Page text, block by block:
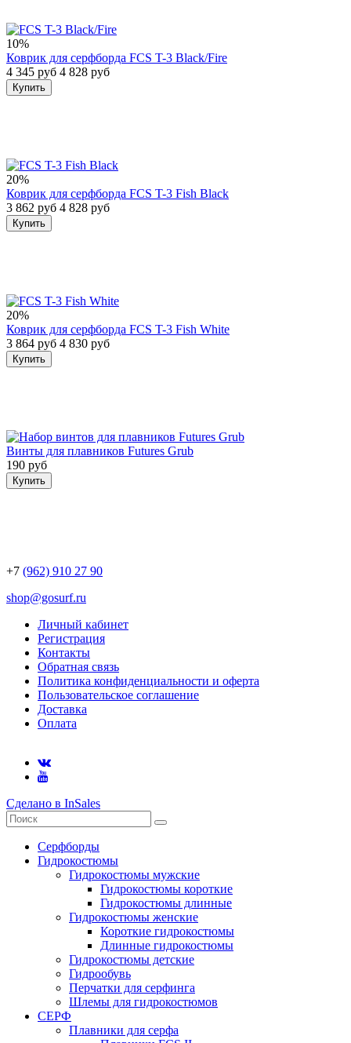
10%
Коврик для серфборда FCS T-3 Black/Fire
4 345 руб 4 828 руб
Купить
20%
Коврик для серфборда FCS T-3 Fish Black
3 862 руб 4 828 руб
Купить
20%
Коврик для серфборда FCS T-3 Fish White
3 864 руб 4 830 руб
Купить
Винты для плавников Futures Grub
190 руб
Купить
+7 (962) 910 27 90
shop@gosurf.ru
Личный кабинет
Регистрация
Контакты
Обратная связь
Политика конфиденциальности и оферта
Пользовательское соглашение
Доставка
Оплата
Сделано в InSales
Серфборды
Гидрокостюмы
Гидрокостюмы мужские
Гидрокостюмы короткие
Гидрокостюмы длинные
Гидрокостюмы женские
Короткие гидрокостюмы
Длинные гидрокостюмы
Гидрокостюмы детские
Гидрообувь
Перчатки для серфинга
Шлемы для гидрокостюмов
СЕРФ
Плавники для серфа